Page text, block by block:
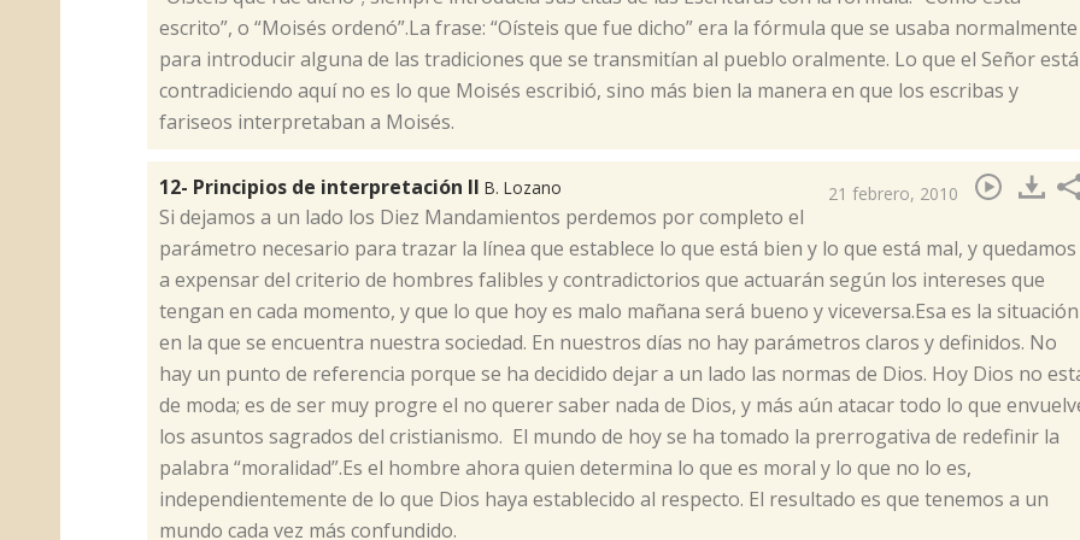
escrito”, o “Moisés ordenó”.La frase: “Oísteis que fue dicho” era la fórmula que se usaba normalmente
para introducir alguna de las tradiciones que se transmitían al pueblo oralmente. Lo que el Señor está
contradiciendo aquí no es lo que Moisés escribió, sino más bien la manera en que los escribas y
fariseos interpretaban a Moisés.
12- Principios de interpretación II B. Lozano 21 febrero, 2010
​Si dejamos a un lado los Diez Mandamientos perdemos por completo el
parámetro necesario para trazar la línea que establece lo que está bien y lo que está mal, y quedamos
a expensar del criterio de hombres falibles y contradictorios que actuarán según los intereses que
tengan en cada momento, y que lo que hoy es malo mañana será bueno y viceversa.Esa es la situación
en la que se encuentra nuestra sociedad. En nuestros días no hay parámetros claros y definidos. No
hay un punto de referencia porque se ha decidido dejar a un lado las normas de Dios. Hoy Dios no
de moda; es de ser muy progre el no querer saber nada de Dios, y más aún atacar todo lo que
los asuntos sagrados del cristianismo. El mundo de hoy se ha tomado la prerrogativa de redefinir la
palabra “moralidad”.Es el hombre ahora quien determina lo que es moral y lo que no lo es,
independientemente de lo que Dios haya establecido al respecto. El resultado es que tenemos a un
mundo cada vez más confundido.